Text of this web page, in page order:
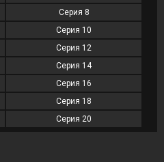
Серия 8
Серия 10
Серия 12
Серия 14
Серия 16
Серия 18
Серия 20